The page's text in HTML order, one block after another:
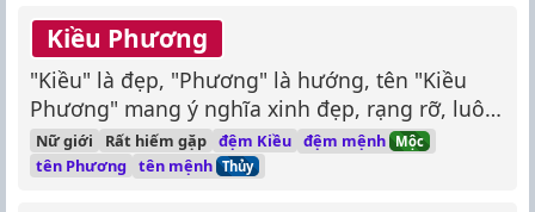
Kiều Phương
"Kiều" là đẹp, "Phương" là hướng, tên "Kiều
Phương" mang ý nghĩa xinh đẹp, rạng rỡ, luôn
hướng đến những điều tốt đẹp.
Nữ giới Rất hiếm gặp đệm Kiều đệm mệnh Mộc
tên Phương tên mệnh Thủy